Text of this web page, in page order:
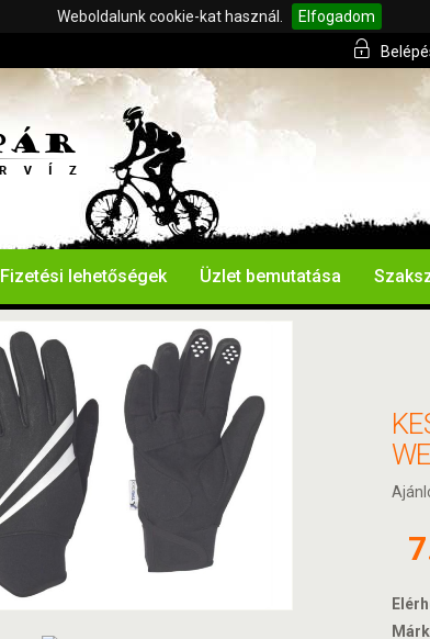
Weboldalunk cookie-kat használ.
Elfogadom
Fizetési lehetőségek Üzlet bemutatása